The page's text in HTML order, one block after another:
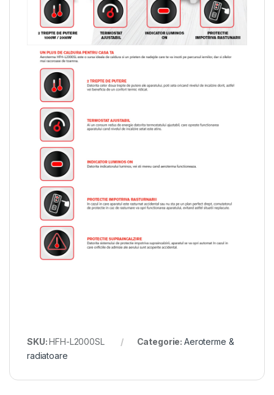
SKU:HFH-L2000SL Categorie: Aeroterme &
radiatoare